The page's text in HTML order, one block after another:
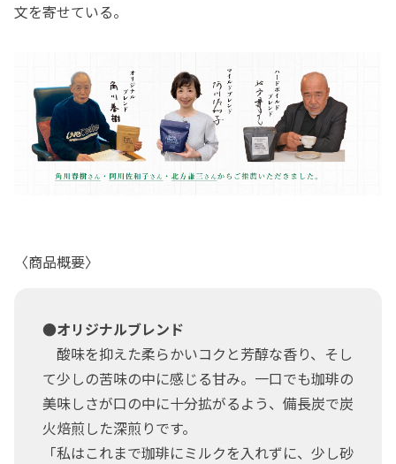
文を寄せている。
〈商品概要〉
●オリジナルブレンド
酸味を抑えた柔らかいコクと芳醇な香り、そし
て少しの苦味の中に感じる甘み。一口でも珈琲の
美味しさが口の中に十分拡がるよう、備長炭で炭
火焙煎した深煎りです。
「私はこれまで珈琲にミルクを入れずに、少し砂